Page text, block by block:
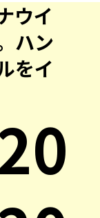
ウイ
ハン
をイ